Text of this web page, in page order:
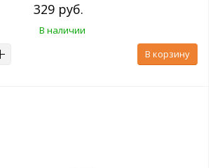
329 руб.
В наличии
В корзину